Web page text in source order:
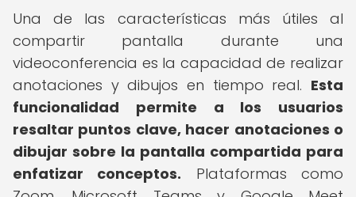
Una de las características más útiles al
compartir pantalla durante una
videoconferencia es la capacidad de realizar
anotaciones y dibujos en tiempo real. Esta
funcionalidad permite a los usuarios
resaltar puntos clave, hacer anotaciones o
dibujar sobre la pantalla compartida para
enfatizar conceptos. Plataformas como